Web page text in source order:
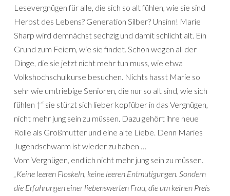
Lesevergnügen für alle, die sich so alt fühlen, wie sie sind
Herbst des Lebens? Generation Silber? Unsinn! Marie
Sharp wird demnächst sechzig und damit schlicht alt. Ein
Grund zum Feiern, wie sie findet. Schon wegen all der
Dinge, die sie jetzt nicht mehr tun muss, wie etwa
Volkshochschulkurse besuchen. Nichts hasst Marie so
sehr wie umtriebige Senioren, die nur so alt sind, wie sich
fühlen †“ sie stürzt sich lieber kopfüber in das Vergnügen,
nicht mehr jung sein zu müssen. Dazu gehört ihre neue
Rolle als Großmutter und eine alte Liebe. Denn Maries
Jugendschwarm ist wieder zu haben …
Vom Vergnügen, endlich nicht mehr jung sein zu müssen.
„Keine leeren Floskeln, keine leeren Entmutigungen. Sondern
die Erfahrungen einer liebenswerten Frau, die um keinen Preis